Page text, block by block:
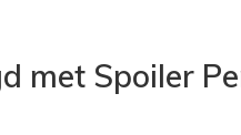
met Spoiler